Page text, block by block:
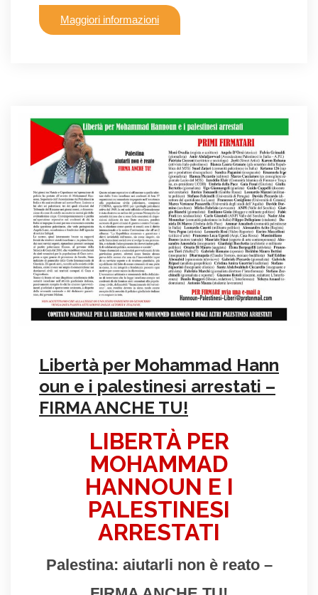
Maggiori informazioni
Libertà per Mohammad Hann
oun e i palestinesi arrestati –
FIRMA ANCHE TU!
LIBERTÀ PER
MOHAMMAD
HANNOUN E I
PALESTINESI
ARRESTATI
Palestina: aiutarli non è reato –